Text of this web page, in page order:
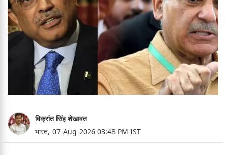
विक्रांत सिंह शेखावत
भारत, 07-Aug-2026 03:48 PM IST